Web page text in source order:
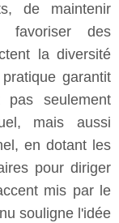
de maintenir
favoriser des
la diversité
garantit
seulement
mais aussi
en dotant les
pour diriger
mis par le
souligne l'idée